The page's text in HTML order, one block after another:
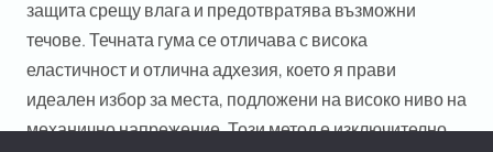
защита срещу влага и предотвратява възможни
течове. Течната гума се отличава с висока
еластичност и отлична адхезия, което я прави
идеален избор за места, подложени на високо ниво на
механично напрежение. Този метод е изключително
We use cookies to ensure that we give you the best
experience on our website. If you continue to use this site we
will assume that you are happy with it.
Ok